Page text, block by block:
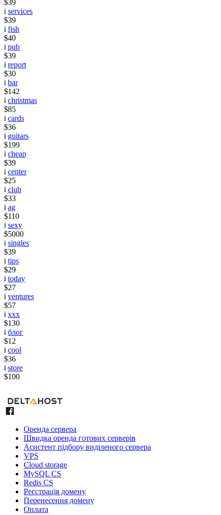
$39
i services
$39
i fish
$40
i pub
$39
i report
$30
i bar
$142
i christmas
$85
i cards
$36
i guitars
$199
i cheap
$39
i center
$25
i club
$33
i ag
$110
i sexy
$5000
i singles
$39
i tips
$29
i today
$27
i ventures
$57
i xxx
$130
i блог
$12
i cool
$36
i store
$100
Оренда сервера
Швидка оренда готових серверів
Асистент підбору виділеного сервера
VPS
Cloud storage
MySQL CS
Redis CS
Реєстрація домену
Перенесення домену
Оплата